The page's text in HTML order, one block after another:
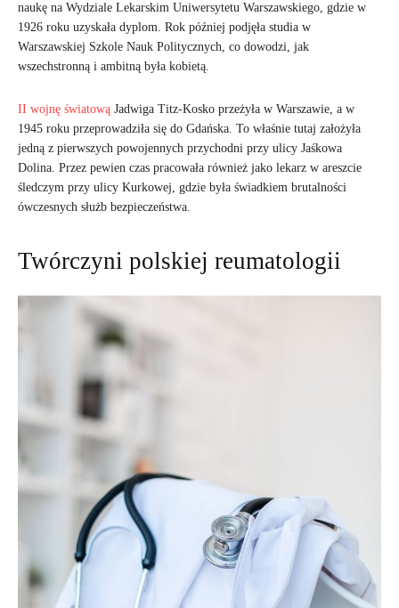
naukę na Wydziale Lekarskim Uniwersytetu Warszawskiego, gdzie w
1926 roku uzyskała dyplom. Rok później podjęła studia w
Warszawskiej Szkole Nauk Politycznych, co dowodzi, jak
wszechstronną i ambitną była kobietą.
II wojnę światową Jadwiga Titz-Kosko przeżyła w Warszawie, a w
1945 roku przeprowadziła się do Gdańska. To właśnie tutaj założyła
jedną z pierwszych powojennych przychodni przy ulicy Jaśkowa
Dolina. Przez pewien czas pracowała również jako lekarz w areszcie
śledczym przy ulicy Kurkowej, gdzie była świadkiem brutalności
ówczesnych służb bezpieczeństwa.
Twórczyni polskiej reumatologii